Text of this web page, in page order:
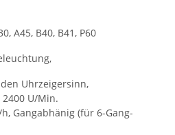
A45, B40, B41, P60
Uhrzeigersinn,
U/Min.
Gangabhänig (für 6-Gang-